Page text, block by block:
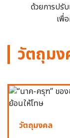
ด้วยการปรั
เพื่
วัตถุมง
วัตถุมงคล